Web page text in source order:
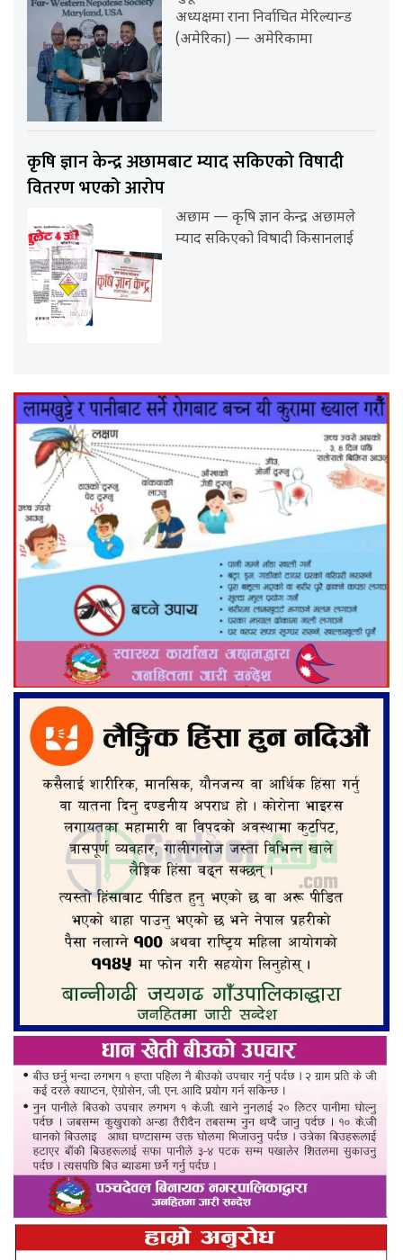
अध्यक्षमा राना निर्वाचित मेरिल्यान्ड
(अमेरिका) — अमेरिकामा
कृषि ज्ञान केन्द्र अछामबाट म्याद सकिएको विषादी
वितरण भएको आरोप
अछाम — कृषि ज्ञान केन्द्र अछामले
म्याद सकिएको विषादी किसानलाई